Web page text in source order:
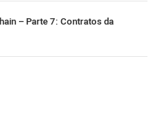
– Parte 7: Contratos da